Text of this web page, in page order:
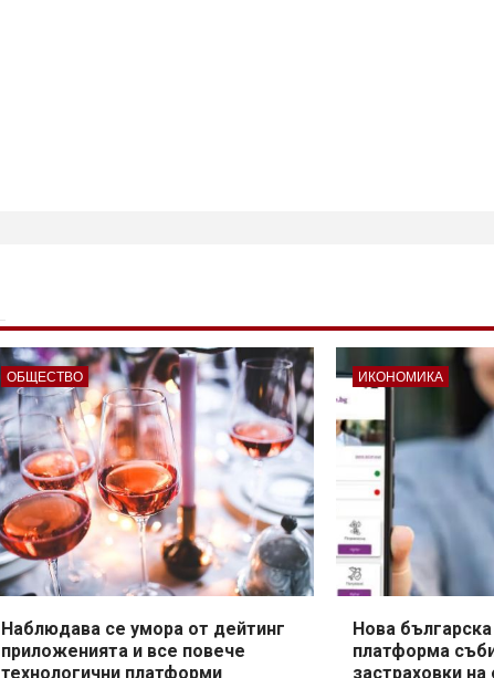
ОБЩЕСТВО
Наблюдава се умора от дейтинг
приложенията и все повече
технологични платформи
ИКОНОМИКА
Нова
платформа
застраховки